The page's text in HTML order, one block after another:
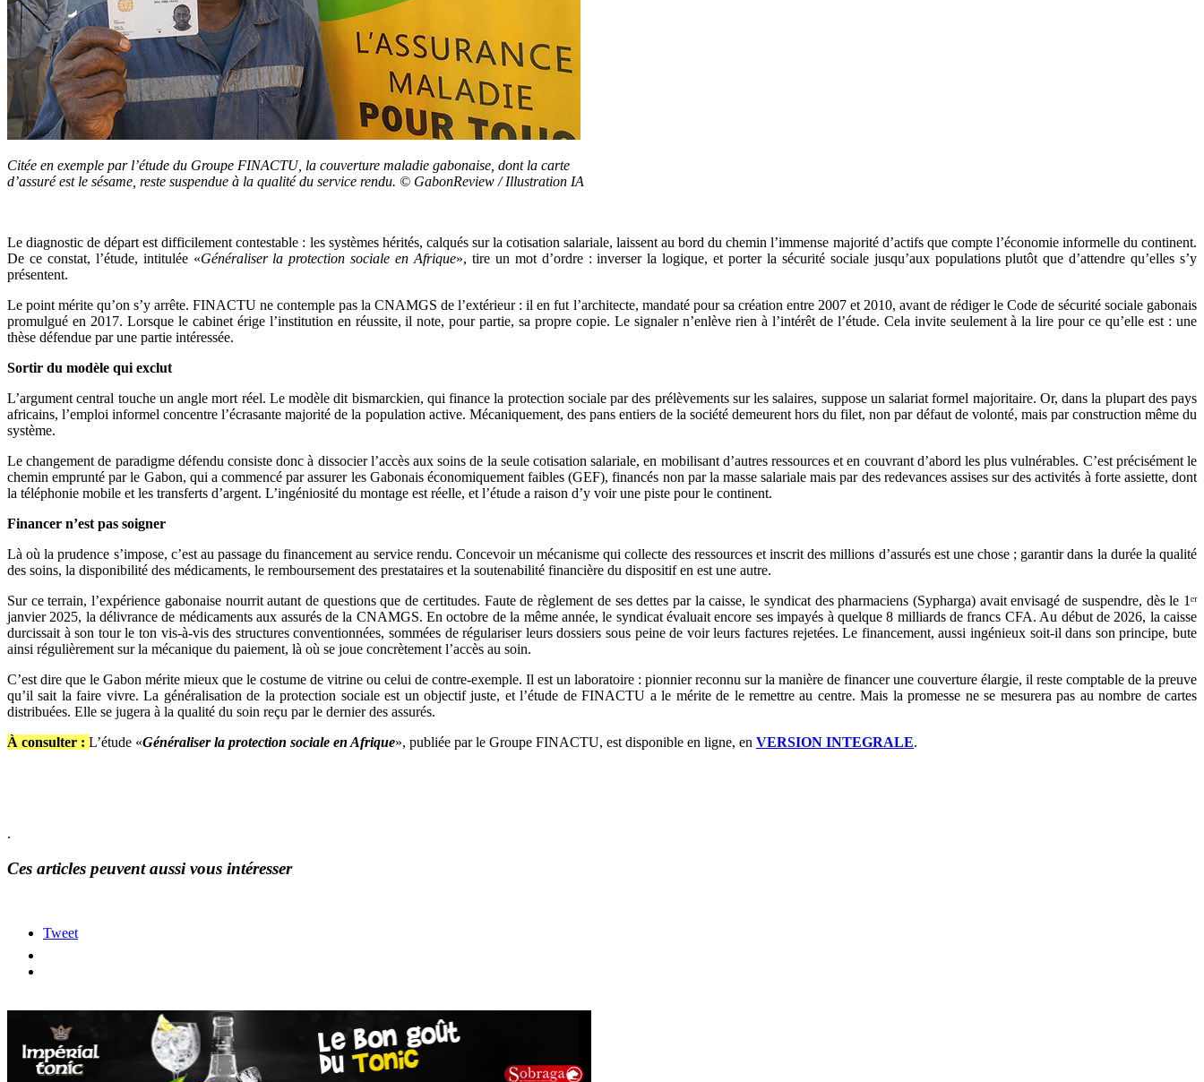
Citée en exemple par l’étude du Groupe FINACTU, la couverture maladie gabonaise, dont la carte
d’assuré est le sésame, reste suspendue à la qualité du service rendu. © GabonReview / Illustration IA
Le diagnostic de départ est difficilement contestable : les systèmes hérités, calqués sur la cotisation salariale, laissent au bord du chemin l’immense majorité d’actifs que compte l’économie informelle du continent.
De ce constat, l’étude, intitulée «Généraliser la protection sociale en Afrique», tire un mot d’ordre : inverser la logique, et porter la sécurité sociale jusqu’aux populations plutôt que d’attendre qu’elles s’y
présentent.
Le point mérite qu’on s’y arrête. FINACTU ne contemple pas la CNAMGS de l’extérieur : il en fut l’architecte, mandaté pour sa création entre 2007 et 2010, avant de rédiger le Code de sécurité sociale gabonais
promulgué en 2017. Lorsque le cabinet érige l’institution en réussite, il note, pour partie, sa propre copie. Le signaler n’enlève rien à l’intérêt de l’étude. Cela invite seulement à la lire pour ce qu’elle est : une
thèse défendue par une partie intéressée.
Sortir du modèle qui exclut
L’argument central touche un angle mort réel. Le modèle dit bismarckien, qui finance la protection sociale par des prélèvements sur les salaires, suppose un salariat formel majoritaire. Or, dans la plupart des pays
africains, l’emploi informel concentre l’écrasante majorité de la population active. Mécaniquement, des pans entiers de la société demeurent hors du filet, non par défaut de volonté, mais par construction même du
système.
Le changement de paradigme défendu consiste donc à dissocier l’accès aux soins de la seule cotisation salariale, en mobilisant d’autres ressources et en couvrant d’abord les plus vulnérables. C’est précisément le
chemin emprunté par le Gabon, qui a commencé par assurer les Gabonais économiquement faibles (GEF), financés non par la masse salariale mais par des redevances assises sur des activités à forte assiette, dont
la téléphonie mobile et les transferts d’argent. L’ingéniosité du montage est réelle, et l’étude a raison d’y voir une piste pour le continent.
Financer n’est pas soigner
Là où la prudence s’impose, c’est au passage du financement au service rendu. Concevoir un mécanisme qui collecte des ressources et inscrit des millions d’assurés est une chose ; garantir dans la durée la qualité
des soins, la disponibilité des médicaments, le remboursement des prestataires et la soutenabilité financière du dispositif en est une autre.
Sur ce terrain, l’expérience gabonaise nourrit autant de questions que de certitudes. Faute de règlement de ses dettes par la caisse, le syndicat des pharmaciens (Sypharga) avait envisagé de suspendre, dès le 1ᵉʳ
janvier 2025, la délivrance de médicaments aux assurés de la CNAMGS. En octobre de la même année, le syndicat évaluait encore ses impayés à quelque 8 milliards de francs CFA. Au début de 2026, la caisse
durcissait à son tour le ton vis-à-vis des structures conventionnées, sommées de régulariser leurs dossiers sous peine de voir leurs factures rejetées. Le financement, aussi ingénieux soit-il dans son principe, bute
ainsi régulièrement sur la mécanique du paiement, là où se joue concrètement l’accès au soin.
C’est dire que le Gabon mérite mieux que le costume de vitrine ou celui de contre-exemple. Il est un laboratoire : pionnier reconnu sur la manière de financer une couverture élargie, il reste comptable de la preuve
qu’il sait la faire vivre. La généralisation de la protection sociale est un objectif juste, et l’étude de FINACTU a le mérite de le remettre au centre. Mais la promesse ne se mesurera pas au nombre de cartes
distribuées. Elle se jugera à la qualité du soin reçu par le dernier des assurés.
À consulter : L’étude «Généraliser la protection sociale en Afrique», publiée par le Groupe FINACTU, est disponible en ligne, en VERSION INTEGRALE.
.
Ces articles peuvent aussi vous intéresser
Tweet